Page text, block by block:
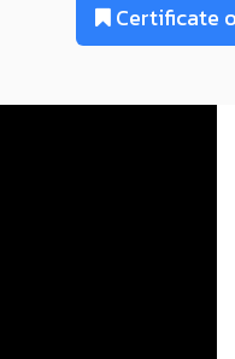
Certificate